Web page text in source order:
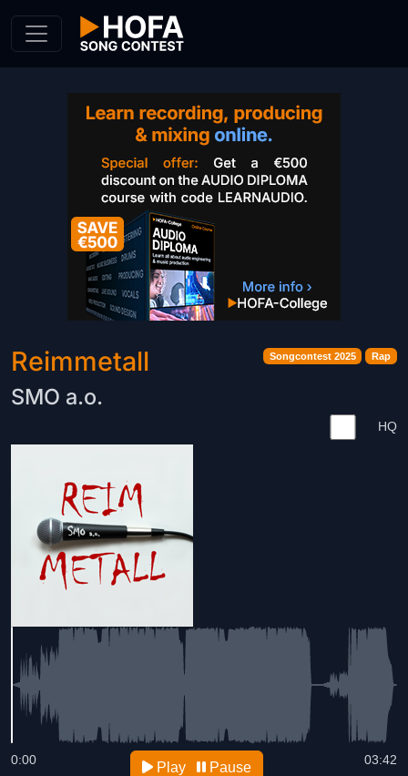
Songcontest 2025 Rap
Reimmetall
SMO a.o.
HQ
03:42
0:00 Play Pause